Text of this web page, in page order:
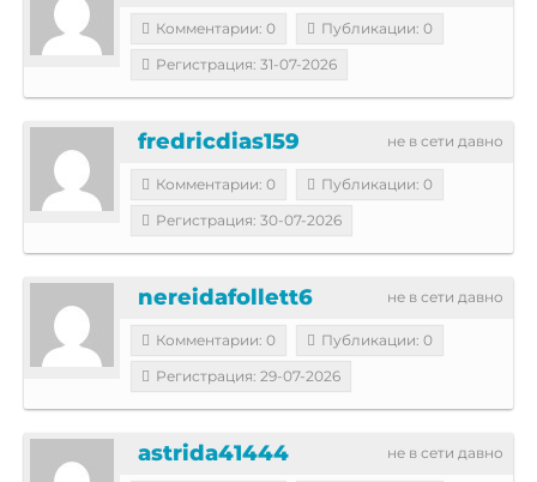
Комментарии: 0
Публикации: 0
Регистрация: 31-07-2026
не в сети давно
fredricdias159
Комментарии: 0
Публикации: 0
Регистрация: 30-07-2026
не в сети давно
nereidafollett6
Комментарии: 0
Публикации: 0
Регистрация: 29-07-2026
не в сети давно
astrida41444